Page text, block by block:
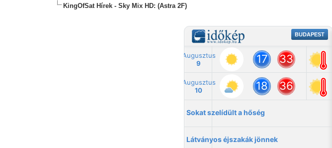
KingOfSat Hírek - Sky Mix HD: (Astra 2F)